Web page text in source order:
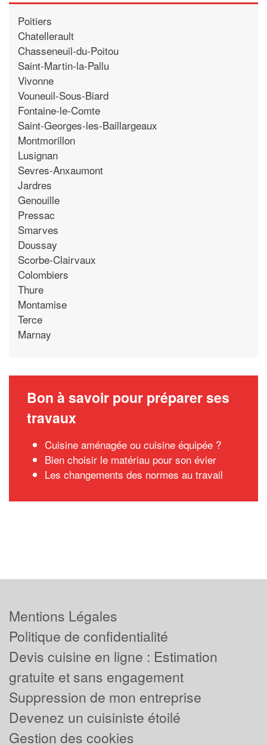
Poitiers
Chatellerault
Chasseneuil-du-Poitou
Saint-Martin-la-Pallu
Vivonne
Vouneuil-Sous-Biard
Fontaine-le-Comte
Saint-Georges-les-Baillargeaux
Montmorillon
Lusignan
Sevres-Anxaumont
Jardres
Genouille
Pressac
Smarves
Doussay
Scorbe-Clairvaux
Colombiers
Thure
Montamise
Terce
Marnay
Bon à savoir pour préparer ses
travaux
Cuisine aménagée ou cuisine équipée ?
Bien choisir le matériau pour son évier
Les changements des normes au travail
Mentions Légales
Politique de confidentialité
Devis cuisine en ligne : Estimation
gratuite et sans engagement
Suppression de mon entreprise
Devenez un cuisiniste étoilé
Gestion des cookies